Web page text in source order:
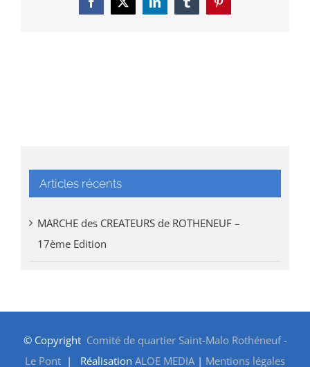
Facebook
X LinkedInTumblrPinterest
Articles récents
MARCHE des CREATEURS de ROTHENEUF –
17ème Edition
© Copyright Comité de quartier Saint-Malo Rothéneuf -
Le Pont | Réalisation ALOE MEDIA| Mentions légales